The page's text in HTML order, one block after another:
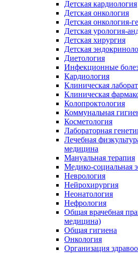
Детская кардиология
Детская онкология
Детская онкология-
Детская урология-
Детская хирургия
Детская
Диетология
Инфекционные
Кардиология
Клиническая
Клиническая
Колопроктология
Коммунальная
Косметология
Лабораторная
Лечебная
медицина
Мануальная терапия
Медико-социальная
Неврология
Нейрохирургия
Неонатология
Нефрология
Общая врачебная
медицина)
Общая гигиена
Онкология
Организация